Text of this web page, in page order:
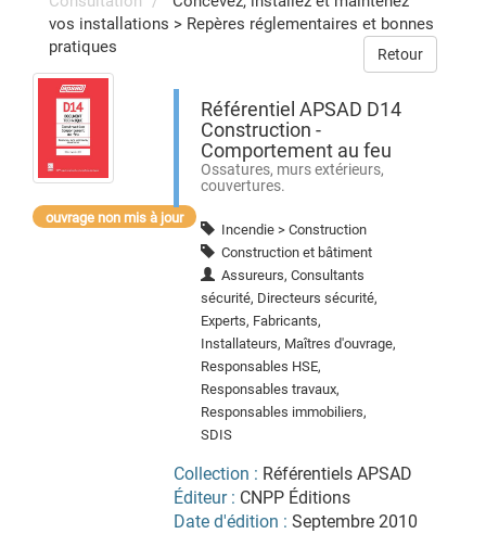
vos installations > Repères réglementaires et bonnes
pratiques
Retour
ouvrage non mis à jour
Référentiel APSAD D14
Construction -
Comportement au feu
Ossatures, murs extérieurs,
couvertures.
Incendie > Construction
Construction et bâtiment
Assureurs, Consultants
sécurité, Directeurs sécurité,
Experts, Fabricants,
Installateurs, Maîtres d'ouvrage,
Responsables HSE,
Responsables travaux,
Responsables immobiliers,
SDIS
Collection : Référentiels APSAD
Éditeur : CNPP Éditions
Date d'édition : Septembre 2010